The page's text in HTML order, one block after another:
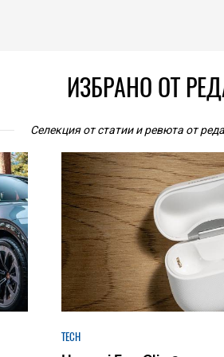
ИЗБРАНО ОТ
Селекция от статии и ревюта от
HICOMMENT